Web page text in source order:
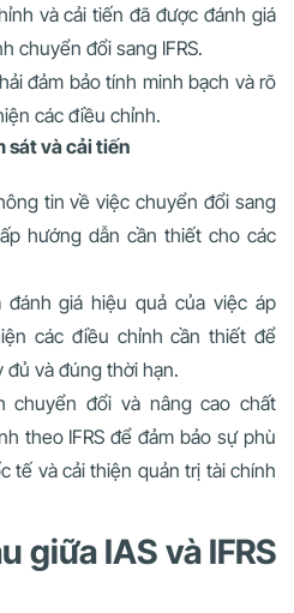
và cải tiến đã được đánh giá
chuyển đổi sang IFRS.
đảm bảo tính minh bạch và rõ
các điều chỉnh.
sát và cải tiến
tin về việc chuyển đổi sang
hướng dẫn cần thiết cho các
đánh giá hiệu quả của việc áp
các điều chỉnh cần thiết để
đủ và đúng thời hạn.
chuyển đổi và nâng cao chất
theo IFRS để đảm bảo sự phù
tế và cải thiện quản trị tài chính
giữa IAS và IFRS